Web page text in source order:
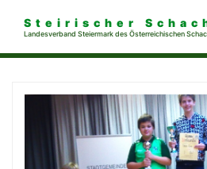
Steirischer
Landesverband Steiermark des Österreichischen